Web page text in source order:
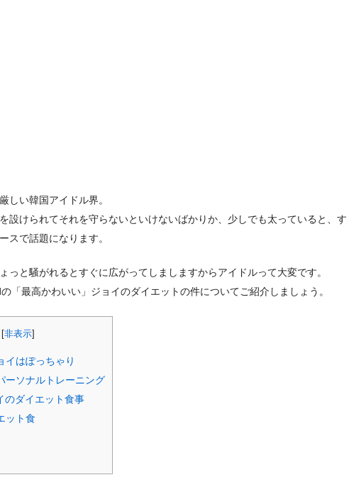
しい韓国アイドル界。
設けられてそれを守らないといけないばかりか、少しでも太っていると、す
スで話題になります。
っと騒がれるとすぐに広がってしましますからアイドルって大変です。
「最高かわいい」ジョイのダイエットの件についてご紹介しましょう。
非表示]
イはぽっちゃり
ーソナルトレーニング
のダイエット食事
ット食